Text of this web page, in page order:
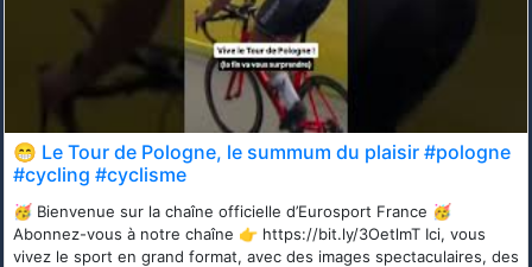
😁 Le Tour de Pologne, le summum du plaisir #pologne
#cycling #cyclisme
🥳 Bienvenue sur la chaîne officielle d’Eurosport France 🥳
Abonnez-vous à notre chaîne 👉 https://bit.ly/3OetlmT Ici, vous
vivez le sport en grand format, avec des images spectaculaires, des